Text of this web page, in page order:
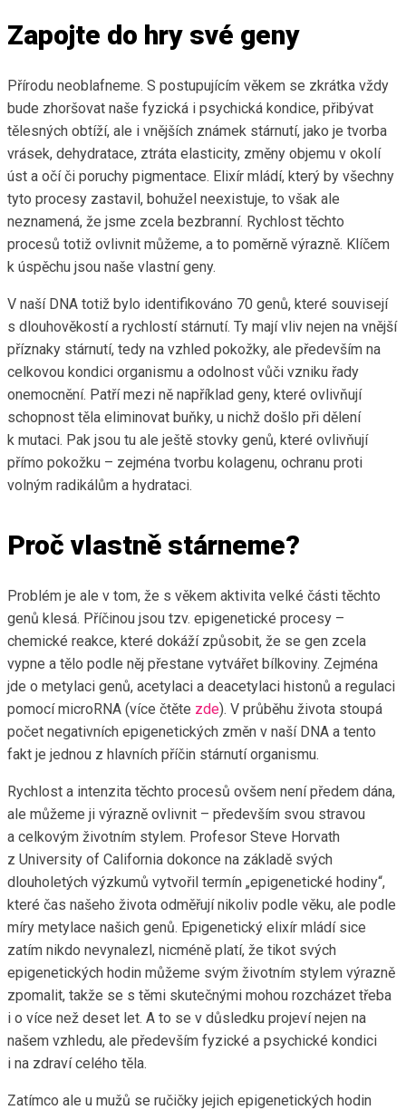
Zapojte do hry své geny
Přírodu neoblafneme. S postupujícím věkem se zkrátka vždy
bude zhoršovat naše fyzická i psychická kondice, přibývat
tělesných obtíží, ale i vnějších známek stárnutí, jako je tvorba
vrásek, dehydratace, ztráta elasticity, změny objemu v okolí
úst a očí či poruchy pigmentace. Elixír mládí, který by všechny
tyto procesy zastavil, bohužel neexistuje, to však ale
neznamená, že jsme zcela bezbranní. Rychlost těchto
procesů totiž ovlivnit můžeme, a to poměrně výrazně. Klíčem
k úspěchu jsou naše vlastní geny.
V naší DNA totiž bylo identifikováno 70 genů, které souvisejí
s dlouhověkostí a rychlostí stárnutí. Ty mají vliv nejen na vnější
příznaky stárnutí, tedy na vzhled pokožky, ale především na
celkovou kondici organismu a odolnost vůči vzniku řady
onemocnění. Patří mezi ně například geny, které ovlivňují
schopnost těla eliminovat buňky, u nichž došlo při dělení
k mutaci. Pak jsou tu ale ještě stovky genů, které ovlivňují
přímo pokožku – zejména tvorbu kolagenu, ochranu proti
volným radikálům a hydrataci.
Proč vlastně stárneme?
Problém je ale v tom, že s věkem aktivita velké části těchto
genů klesá. Příčinou jsou tzv. epigenetické procesy –
chemické reakce, které dokáží způsobit, že se gen zcela
vypne a tělo podle něj přestane vytvářet bílkoviny. Zejména
jde o metylaci genů, acetylaci a deacetylaci histonů a regulaci
pomocí microRNA (více čtěte zde). V průběhu života stoupá
počet negativních epigenetických změn v naší DNA a tento
fakt je jednou z hlavních příčin stárnutí organismu.
Rychlost a intenzita těchto procesů ovšem není předem dána,
ale můžeme ji výrazně ovlivnit – především svou stravou
a celkovým životním stylem. Profesor Steve Horvath
z University of California dokonce na základě svých
dlouholetých výzkumů vytvořil termín „epigenetické hodiny“,
které čas našeho života odměřují nikoliv podle věku, ale podle
míry metylace našich genů. Epigenetický elixír mládí sice
zatím nikdo nevynalezl, nicméně platí, že tikot svých
epigenetických hodin můžeme svým životním stylem výrazně
zpomalit, takže se s těmi skutečnými mohou rozcházet třeba
i o více než deset let. A to se v důsledku projeví nejen na
našem vzhledu, ale především fyzické a psychické kondici
i na zdraví celého těla.
Zatímco ale u mužů se ručičky jejich epigenetických hodin